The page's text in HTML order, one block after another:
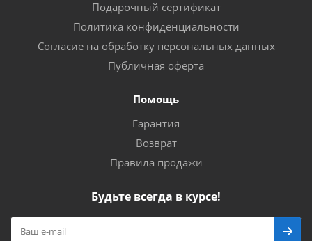
Подарочный сертификат
Политика конфиденциальности
Согласие на обработку персональных данных
Публичная оферта
Помощь
Гарантия
Возврат
Правила продажи
Будьте всегда в курсе!